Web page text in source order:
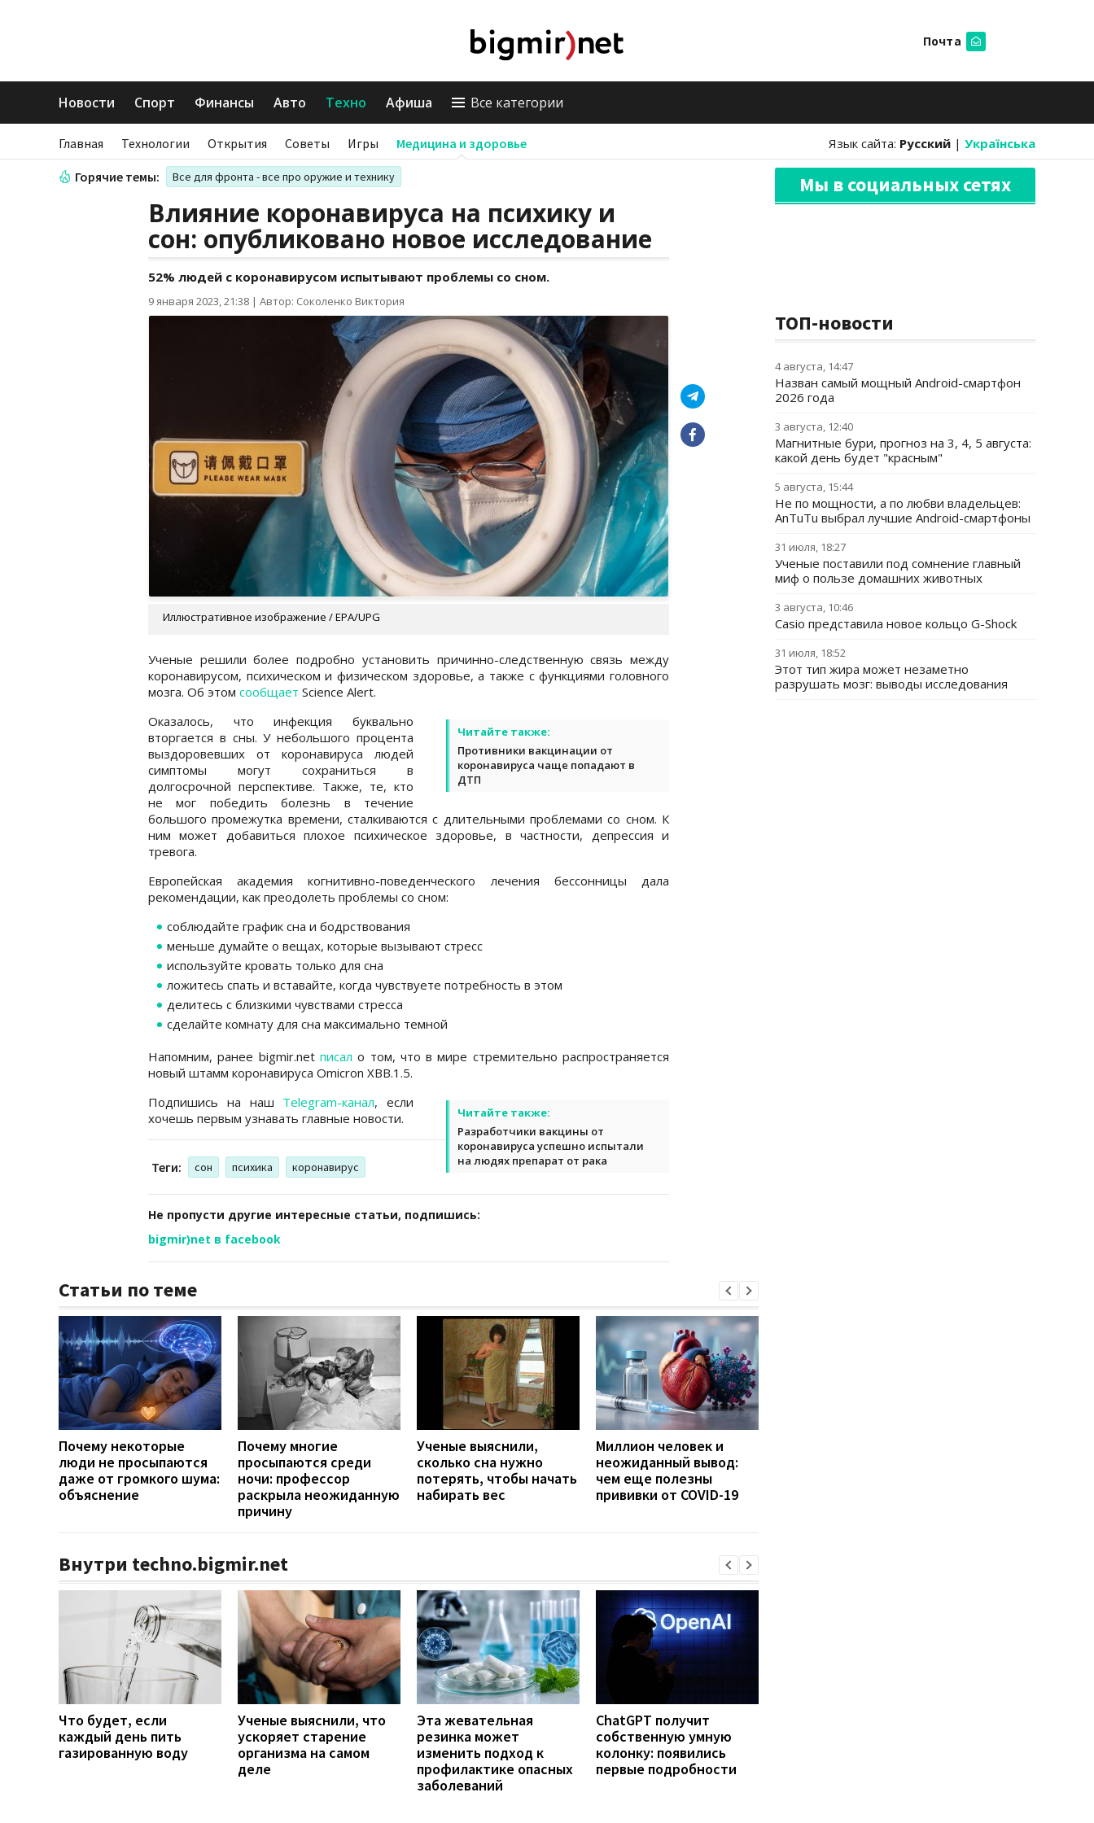
Почта
Новости Спорт Финансы Авто Техно Афиша Все категории
Главная Технологии Открытия Советы Игры Медицина и здоровье Язык сайта: Русский | Українська
Горячие темы: Все для фронта - все про оружие и технику
Влияние коронавируса на психику и
сон: опубликовано новое исследование
52% людей с коронавирусом испытывают проблемы со сном.
9 января 2023, 21:38 | Автор: Соколенко Виктория
Иллюстративное изображение / EPA/UPG
Ученые решили более подробно установить причинно-следственную связь между
коронавирусом, психическом и физическом здоровье, а также с функциями головного
мозга. Об этом сообщает Science Alert.
Читайте также:
Противники вакцинации от
коронавируса чаще попадают в
ДТП
Оказалось, что инфекция буквально
вторгается в сны. У небольшого процента
выздоровевших от коронавируса людей
симптомы могут сохраниться в
долгосрочной перспективе. Также, те, кто
не мог победить болезнь в течение
большого промежутка времени, сталкиваются с длительными проблемами со сном. К
ним может добавиться плохое психическое здоровье, в частности, депрессия и
тревога.
Европейская академия когнитивно-поведенческого лечения бессонницы дала
рекомендации, как преодолеть проблемы со сном:
соблюдайте график сна и бодрствования
меньше думайте о вещах, которые вызывают стресс
используйте кровать только для сна
ложитесь спать и вставайте, когда чувствуете потребность в этом
делитесь с близкими чувствами стресса
сделайте комнату для сна максимально темной
Напомним, ранее bigmir.net писал о том, что в мире стремительно распространяется
новый штамм коронавируса Omicron XBB.1.5.
Читайте также:
Разработчики вакцины от
коронавируса успешно испытали
на людях препарат от рака
Подпишись на наш Telegram-канал, если
хочешь первым узнавать главные новости.
Теги: сон психика коронавирус
Не пропусти другие интересные статьи, подпишись:
bigmir)net в facebook
Статьи по теме
Почему некоторые
люди не просыпаются
даже от громкого шума:
объяснение
Почему многие
просыпаются среди
ночи: профессор
раскрыла неожиданную
причину
Ученые выяснили,
сколько сна нужно
потерять, чтобы начать
набирать вес
Миллион человек и
неожиданный вывод:
чем еще полезны
прививки от COVID-19
Внутри techno.bigmir.net
Что будет, если
каждый день пить
газированную воду
Ученые выяснили, что
ускоряет старение
организма на самом
деле
Эта жевательная
резинка может
изменить подход к
профилактике опасных
заболеваний
ChatGPT получит
собственную умную
колонку: появились
первые подробности
Мы в социальных сетях
ТОП-новости
4 августа, 14:47
Назван самый мощный Android-смартфон
2026 года
3 августа, 12:40
Магнитные бури, прогноз на 3, 4, 5 августа:
какой день будет "красным"
5 августа, 15:44
Не по мощности, а по любви владельцев:
AnTuTu выбрал лучшие Android-смартфоны
31 июля, 18:27
Ученые поставили под сомнение главный
миф о пользе домашних животных
3 августа, 10:46
Casio представила новое кольцо G-Shock
31 июля, 18:52
Этот тип жира может незаметно
разрушать мозг: выводы исследования